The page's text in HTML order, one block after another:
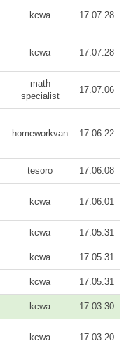
kcwa 17.07.28
kcwa 17.07.28
math
specialist
17.07.06
homeworkvan 17.06.22
tesoro 17.06.08
kcwa 17.06.01
kcwa 17.05.31
kcwa 17.05.31
kcwa 17.05.31
kcwa 17.03.30
kcwa 17.03.20